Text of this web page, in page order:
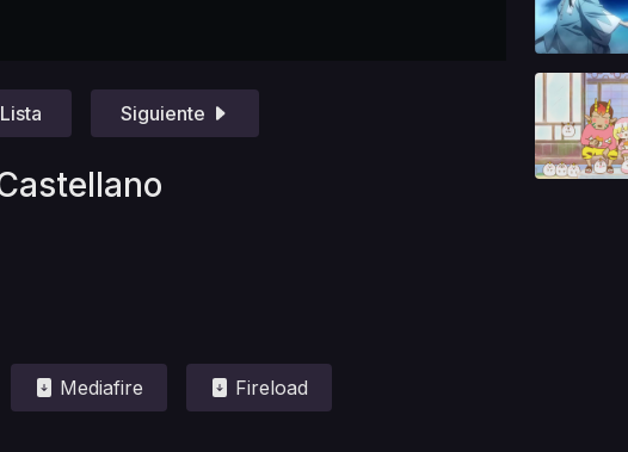
Lista Siguiente
Mediafire Fireload